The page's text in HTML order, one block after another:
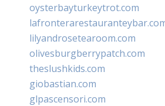
oysterbayturkeytrot.com
lilyandrosetearoom.com
olivesburgberrypatch.com
theslushkids.com
giobastian.com
glpascensori.com